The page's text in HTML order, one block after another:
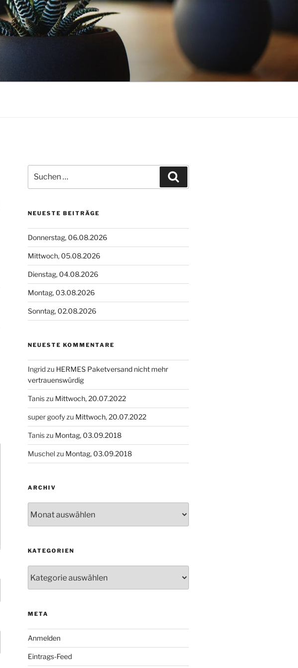
nach:
NEUESTE BEITRÄGE
Donnerstag, 06.08.2026
Mittwoch, 05.08.2026
Dienstag, 04.08.2026
Montag, 03.08.2026
Sonntag, 02.08.2026
NEUESTE KOMMENTARE
Ingridzu HERMES Paketversand nicht mehr
vertrauenswürdig
Taniszu Mittwoch, 20.07.2022
super goofyzu Mittwoch, 20.07.2022
Taniszu Montag, 03.09.2018
Muschelzu Montag, 03.09.2018
ARCHIV
KATEGORIEN
META
Anmelden
Eintrags-Feed